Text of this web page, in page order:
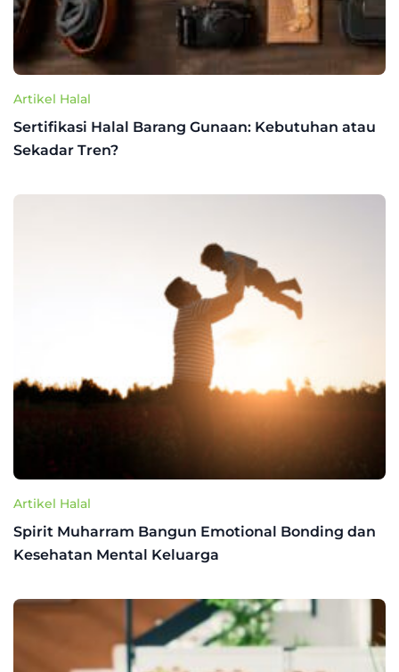
Artikel Halal
Sertifikasi Halal Barang Gunaan: Kebutuhan atau
Sekadar Tren?
Artikel Halal
Spirit Muharram Bangun Emotional Bonding dan
Kesehatan Mental Keluarga